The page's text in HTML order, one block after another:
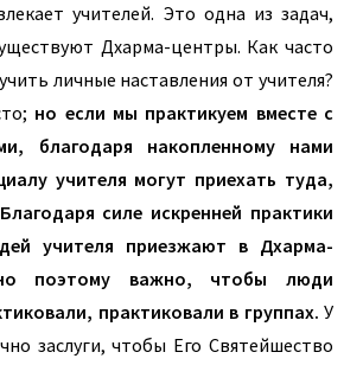
учителей. Это одна из задач,
Дхарма-центры. Как часто
личные наставления от учителя?
но если мы практикуем вместе с
благодаря накопленному нами
учителя могут приехать туда,
силе искренней практики
учителя приезжают в Дхарма-
поэтому важно, чтобы люди
практиковали в группах. У
заслуги, чтобы Его Святейшество